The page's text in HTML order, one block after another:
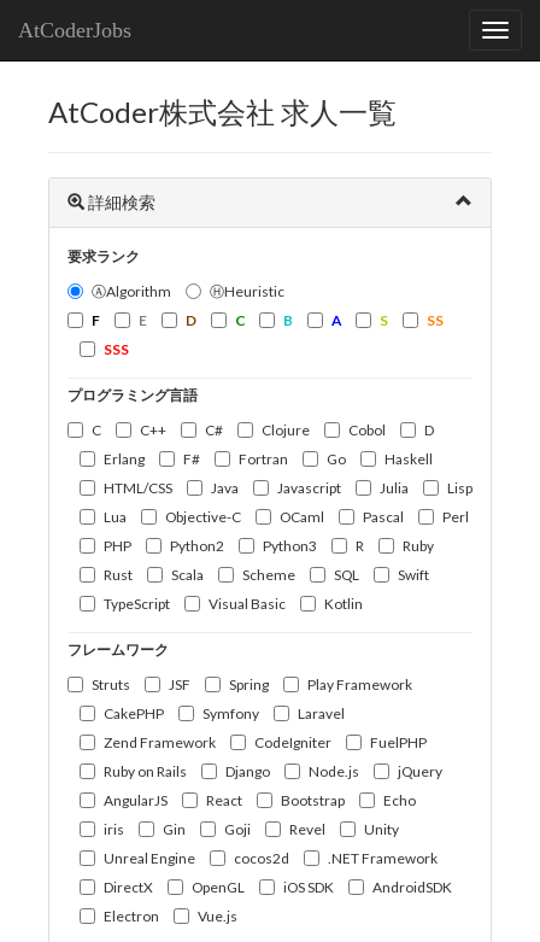
AtCoderJobs
AtCoder株式会社 求人一覧
詳細検索
要求ランク
ⒶAlgorithm
ⒽHeuristic
F
E D C B A S
SS
SSS
プログラミング言語
C
C++ C# Clojure Cobol
D
Erlang
F# Fortran Go
Haskell
HTML/CSS
Java Javascript Julia
Lisp
Lua
Objective-C OCaml Pascal
Perl
PHP
Python2 Python3 R
Ruby
Rust
Scala Scheme SQL
Swift
TypeScript
Visual Basic Kotlin
フレームワーク
Struts
JSF Spring
Play Framework
CakePHP
Symfony
Laravel
Zend Framework
CodeIgniter
FuelPHP
Ruby on Rails
Django Node.js
jQuery
AngularJS
React Bootstrap
Echo
iris
Gin Goji Revel
Unity
Unreal Engine
cocos2d
.NET Framework
DirectX
OpenGL iOS SDK
AndroidSDK
Electron
Vue.js